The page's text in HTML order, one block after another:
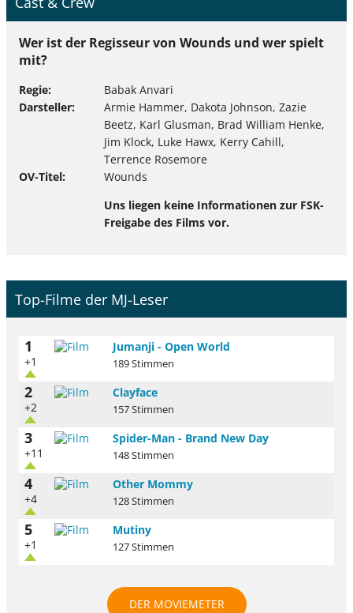
Wer ist der Regisseur von Wounds und wer spielt
mit?
Regie
Babak Anvari
Darsteller
Armie Hammer, Dakota Johnson, Zazie
Beetz, Karl Glusman, Brad William Henke,
Jim Klock, Luke Hawx, Kerry Cahill,
Terrence Rosemore
OV-Titel
Wounds
Uns liegen keine Informationen zur FSK-
Freigabe des Films vor.
Top-Filme der MJ-Leser
1
+1
Jumanji - Open World
189 Stimmen
2
+2
Clayface
157 Stimmen
3
+11
Spider-Man - Brand New Day
148 Stimmen
4
+4
Other Mommy
128 Stimmen
5
+1
Mutiny
127 Stimmen
DER MOVIEMETER